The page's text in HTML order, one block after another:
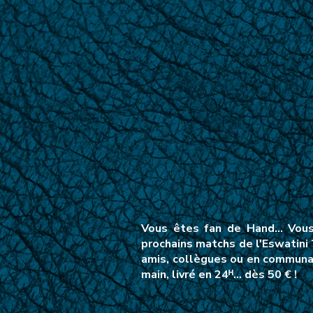
Vous êtes fan de Hand…
prochains matchs de l'Eswatini
amis, collègues ou en
main, livré en 24ᴴ… dès 50 € !